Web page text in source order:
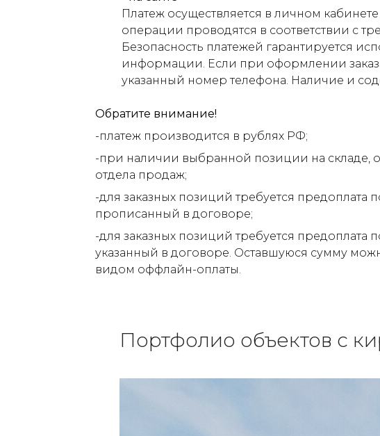
Платеж осуществляется в личном
операции проводятся в соответствии с
Безопасность платежей гарантируется
информации. Если при оформлении
указанный номер телефона. Наличие и
Обратите внимание!
-платеж производится в рублях РФ;
-при наличии выбранной позиции на складе,
отдела продаж;
-для заказных позиций требуется предоплата
прописанный в договоре;
-для заказных позиций требуется предоплата
указанный в договоре. Оставшуюся сумму
видом оффлайн-оплаты.
Портфолио объектов с